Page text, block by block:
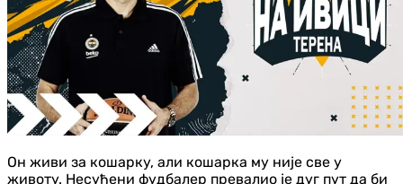
Он живи за кошарку, али кошарка му није све у
животу. Несуђени фудбалер превалио је дуг пут да би